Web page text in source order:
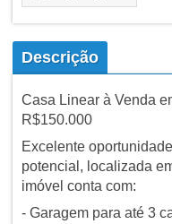
Descrição
Casa Linear à Venda
R$150.000
Excelente
potencial, localizada
imóvel conta com:
- Garagem para até 3